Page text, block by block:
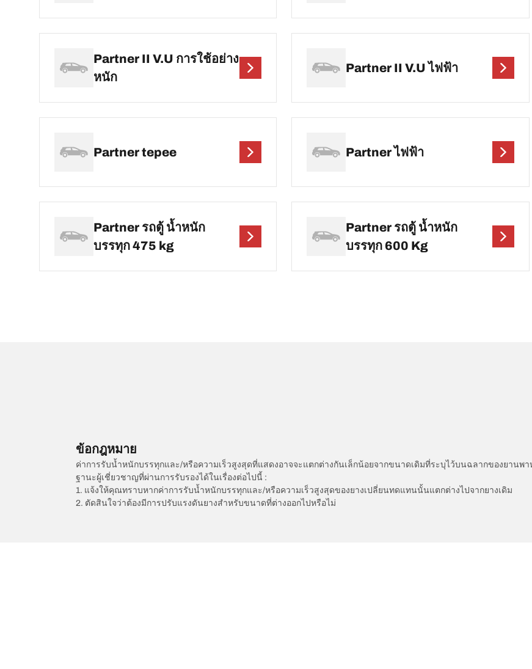
Partner II V.U การใช้อย่าง
หนัก
Partner II V.U ไฟฟ้า
Partner tepee Partner ไฟฟ้า
Partner รถตู้ น้ำหนัก
บรรทุก 475 kg
Partner รถตู้ น้ำหนัก
บรรทุก 600 Kg
ข้อกฎหมาย
ค่าการรับน้ำหนักบรรทุกและ/หรือความเร็วสูงสุดที่แสดงอาจจะแตกต่างกันเล็กน้อยจากขนาดเดิมที่ระบุไว้บนฉลากของยาน
ฐานะผู้เชี่ยวชาญที่ผ่านการรับรองได้ในเรื่องต่อไปนี้ :
1. แจ้งให้คุณทราบหากค่าการรับน้ำหนักบรรทุกและ/หรือความเร็วสูงสุดของยางเปลี่ยนทดแทนนั้นแตกต่างไปจากยางเดิม
2. ตัดสินใจว่าต้องมีการปรับแรงดันยางสำหรับขนาดที่ต่างออกไปหรือไม่